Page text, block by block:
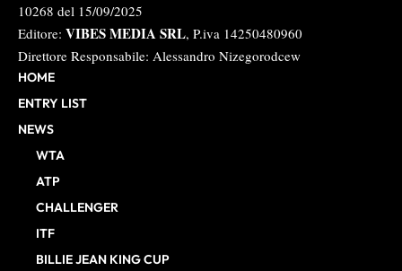
10268 del 15/09/2025
Editore: VIBES MEDIA SRL, P.iva 14250480960
Direttore Responsabile: Alessandro Nizegorodcew
HOME
ENTRY LIST
NEWS
WTA
ATP
CHALLENGER
ITF
BILLIE JEAN KING CUP